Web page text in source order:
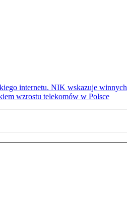
internetu. NIK wskazuje winnych
wzrostu telekomów w Polsce